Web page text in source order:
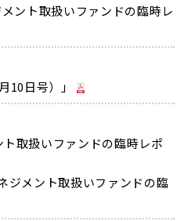
ント取扱いファンドの臨時レ
10日号）」
取扱いファンドの臨時レポ
ジメント取扱いファンドの臨